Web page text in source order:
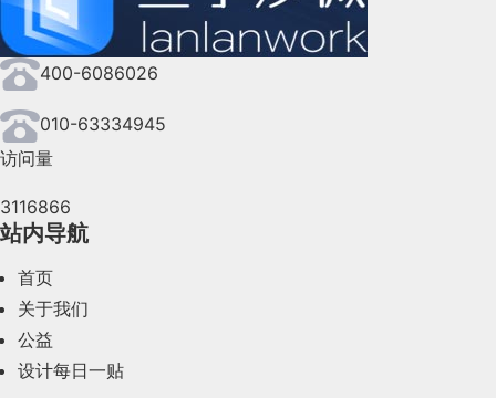
2024年8月(164)
2024年7月(107)
2024年6月(63)
2024年4月(44)
2024年2月(58)
400-6086026
010-63334945
访问量
3116866
站内导航
首页
关于我们
公益
设计每日一贴